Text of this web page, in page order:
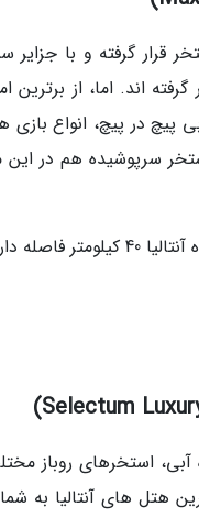
قرار گرفته و با
اند. اما، از
آبی، تونل های آبی پیچ در
سرپوشیده هم در این
گلف از محبوب ترین هتل های